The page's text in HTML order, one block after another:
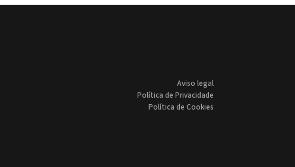
Aviso legal
Política de Privacidade
Política de Cookies